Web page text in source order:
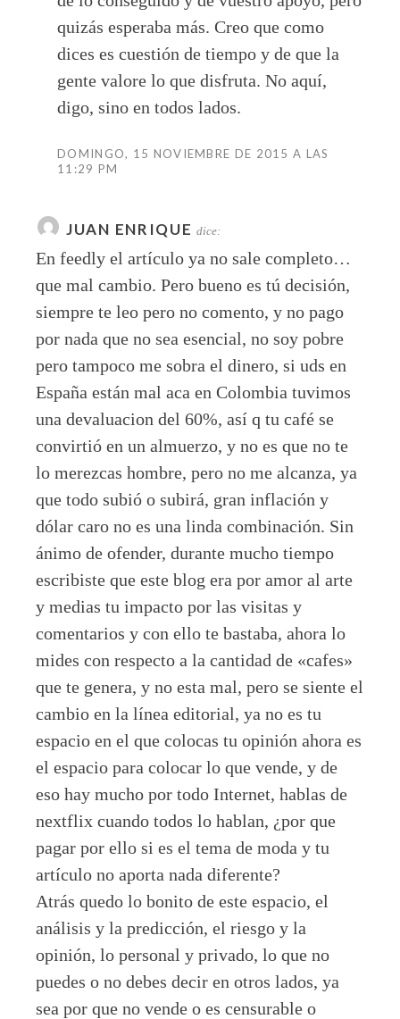
quizás esperaba más. Creo que como
dices es cuestión de tiempo y de que la
gente valore lo que disfruta. No aquí,
digo, sino en todos lados.
DOMINGO, 15 NOVIEMBRE DE 2015 A LAS
11:29 PM
JUAN ENRIQUE dice:
En feedly el artículo ya no sale completo…
que mal cambio. Pero bueno es tú decisión,
siempre te leo pero no comento, y no pago
por nada que no sea esencial, no soy pobre
pero tampoco me sobra el dinero, si uds en
España están mal aca en Colombia tuvimos
una devaluacion del 60%, así q tu café se
convirtió en un almuerzo, y no es que no te
lo merezcas hombre, pero no me alcanza, ya
que todo subió o subirá, gran inflación y
dólar caro no es una linda combinación. Sin
ánimo de ofender, durante mucho tiempo
escribiste que este blog era por amor al arte
y medias tu impacto por las visitas y
comentarios y con ello te bastaba, ahora lo
mides con respecto a la cantidad de «cafes»
que te genera, y no esta mal, pero se siente el
cambio en la línea editorial, ya no es tu
espacio en el que colocas tu opinión ahora es
el espacio para colocar lo que vende, y de
eso hay mucho por todo Internet, hablas de
nextflix cuando todos lo hablan, ¿por que
pagar por ello si es el tema de moda y tu
artículo no aporta nada diferente?
Atrás quedo lo bonito de este espacio, el
análisis y la predicción, el riesgo y la
opinión, lo personal y privado, lo que no
puedes o no debes decir en otros lados, ya
sea por que no vende o es censurable o